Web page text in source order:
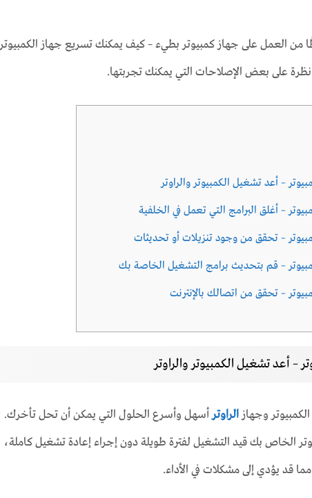
من العمل على جهاز كمبيوتر بطيء – كيف يمكنك تسريع جهاز الكمبيوتر
على بعض الإصلاحات التي يمكنك تجربتها.
– أعد تشغيل الكمبيوتر والراوتر
– أغلق البرامج التي تعمل في الخلفية
– تحقق من وجود تنزيلات أو تحديثات
– قم بتحديث برامج التشغيل الخاصة بك
– تحقق من اتصالك بالإنترنت
– أعد تشغيل الكمبيوتر والراوتر
وجهاز الراوتر أسهل وأسرع الحلول التي يمكن أن تحل تأخرك.
الخاص بك قيد التشغيل لفترة طويلة دون إجراء إعادة تشغيل كاملة،
مما قد يؤدي إلى مشكلات في الأداء.